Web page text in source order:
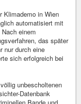
Klimademo in Wien
automatisiert mit
einem
das später
nur durch eine
sich erfolgreich bei
unbescholtenen
Datenbank